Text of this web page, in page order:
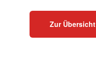
Zur Übersicht